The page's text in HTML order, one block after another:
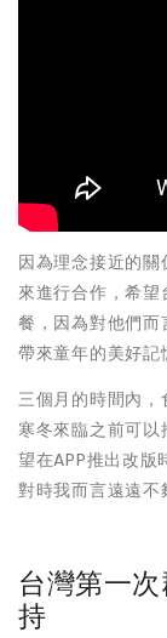
因為理念接近的關
來進行合作，希
餐，因為對他們
帶來童年的美好記
三個月的時間內
寒冬來臨之前可
望在APP推出改版
對時我而言遠遠不
台灣第一
持